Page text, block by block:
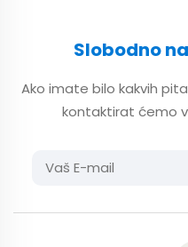
Slobodno
Ako imate bilo kakvih
kontaktirat ćemo